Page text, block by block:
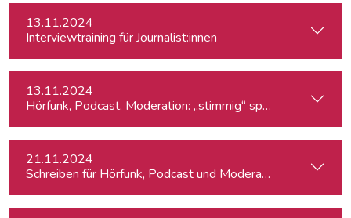
13.11.2024
Interviewtraining für Journalist:innen
13.11.2024
Hörfunk, Podcast, Moderation: „stimmig“ sprechen
21.11.2024
Schreiben für Hörfunk, Podcast und Moderation